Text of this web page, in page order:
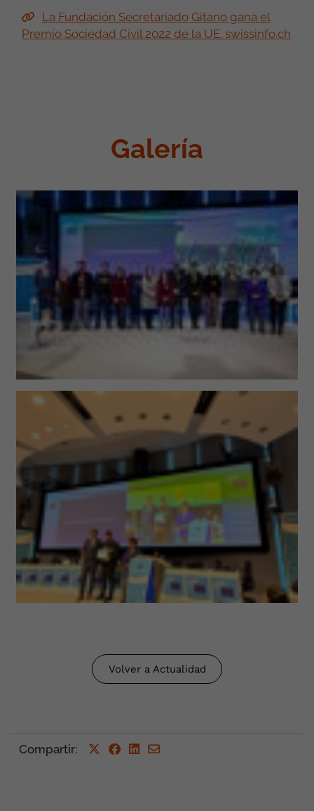
La Fundación Secretariado Gitano gana el
Premio Sociedad Civil 2022 de la UE. swissinfo.ch
Galería
Volver a Actualidad
Compartir: